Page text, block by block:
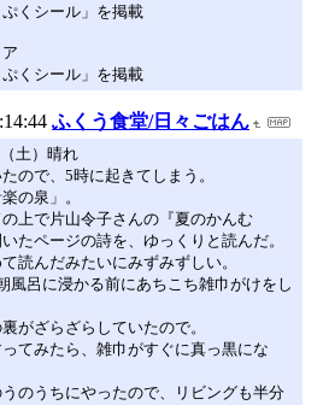
ぷくシール」を掲載
ぷくシール」を掲載
ふくう食堂/日々ごはん
土）晴れ
ので、5時に起きてしまう。
の泉」。
上で片山令子さんの『夏のかんむ
たページの詩を、ゆっくりと読んだ。
読んだみたいにみずみずしい。
風呂に浸かる前にあちこち雑巾がけをし
がざらざらしていたので。
てみたら、雑巾がすぐに真っ黒にな
のうちにやったので、リビングも半分